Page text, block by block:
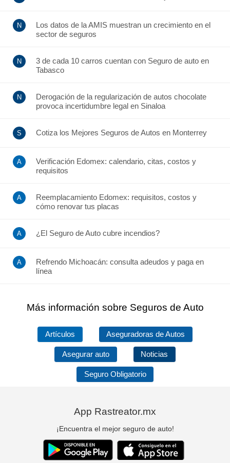
Los datos de la AMIS muestran un crecimiento en el
sector de seguros
3 de cada 10 carros cuentan con Seguro de auto en
Tabasco
Derogación de la regularización de autos chocolate
provoca incertidumbre legal en Sinaloa
Cotiza los Mejores Seguros de Autos en Monterrey
Verificación Edomex: calendario, citas, costos y
requisitos
Reemplacamiento Edomex: requisitos, costos y
cómo renovar tus placas
¿El Seguro de Auto cubre incendios?
Refrendo Michoacán: consulta adeudos y paga en
línea
Más información sobre Seguros de Auto
Artículos Aseguradoras de Autos
Asegurar auto Noticias
Seguro Obligatorio
App Rastreator.mx
¡Encuentra el mejor seguro de auto!